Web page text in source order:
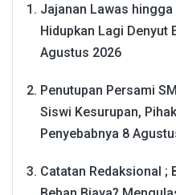
Jajanan Lawas
Hidupkan Lagi Denyut
Agustus 2026
Penutupan Persami
Siswi Kesurupan,
Penyebabnya 8
Catatan Redaksional ;